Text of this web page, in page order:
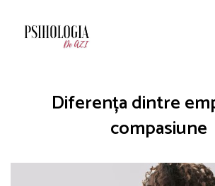
Diferența dintre
compasiune